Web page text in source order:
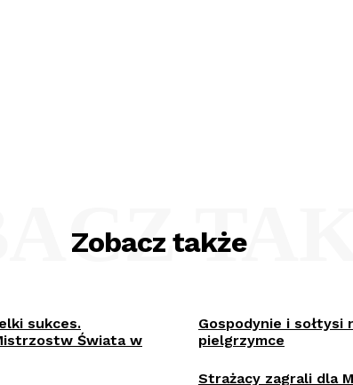
Zobacz także
sukces.
Świata w
Gospodynie i sołtysi
pielgrzymce
Strażacy zagrali dla